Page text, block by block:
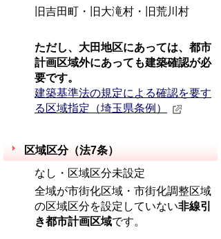
旧吉田町・旧大滝村・旧荒川村
ただし、大田地区にあっては、都市
計画区域外にあっても建築確認が必
要です。
建築基準法の規定による確認を要す
る区域指定（埼玉県条例）
区域区分（法7条）
なし・区域区分未設定
全域が市街化区域・市街化調整区域
の区域区分を設定していない非線引
き都市計画区域です。